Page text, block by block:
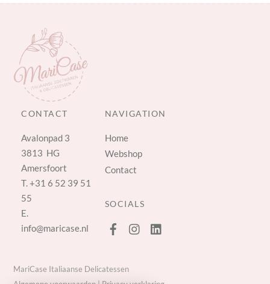
CONTACT
Avalonpad 3
3813 HG
Amersfoort
T.+31 6 52 39 51
55
E.
info@maricase.nl
NAVIGATION
Home
Webshop
Contact
SOCIALS
MariCase Italiaanse Delicatessen